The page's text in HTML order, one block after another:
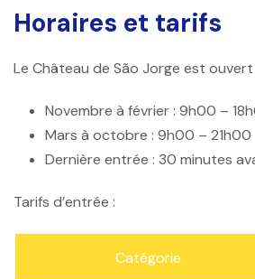
Horaires et tarifs
Le Château de São Jorge est ouvert
Novembre à février: 9h00 –
Mars à octobre : 9h00 – 21h00
Dernière entrée : 30 minutes
Tarifs d’entrée :
Catégorie